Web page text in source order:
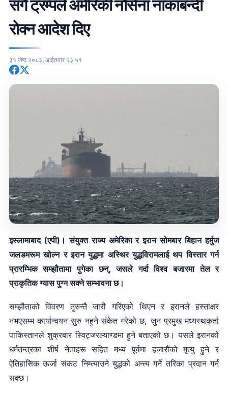
संगै ट्रम्पले अमेरिकी नौसेना नाकाबन्दी
रोक्न आदेश दिए
३१ जेष्ठ २०८३, आईतवार २३:५१
इस्लामाबाद (एपी)। संयुक्त राज्य अमेरिका र इरान सोमबार बिहान हर्मुज
जलडमरूम खोल्न र इरान युद्धमा अस्थिर युद्धविरामलाई थप विस्तार गर्न
प्रारम्भिक सम्झौतामा पुगेका छन्, जसले गर्दा विश्व बजारमा तेल र
प्राकृतिक ग्यास पुग्न सक्ने सम्भावना छ।
सम्झौताको विवरण तुरुन्तै जारी गरिएको थिएन र इरानले हस्ताक्षर
नभएसम्म कार्यान्वयन सुरु नहुने संकेत गरेको छ, जुन प्रमुख मध्यस्थकर्ता
पाकिस्तानले शुक्रबार स्विट्जरल्याण्डमा हुने बताएको छ। यसले इरानको
धर्मतन्त्रका शीर्ष नेताहरू सहित मध्य पूर्वमा हजारौंको मृत्यु हुने र
ऐतिहासिक ऊर्जा संकट निम्त्याउने युद्धको अन्त्य गर्ने तरिका प्रदान गर्न
सक्छ।